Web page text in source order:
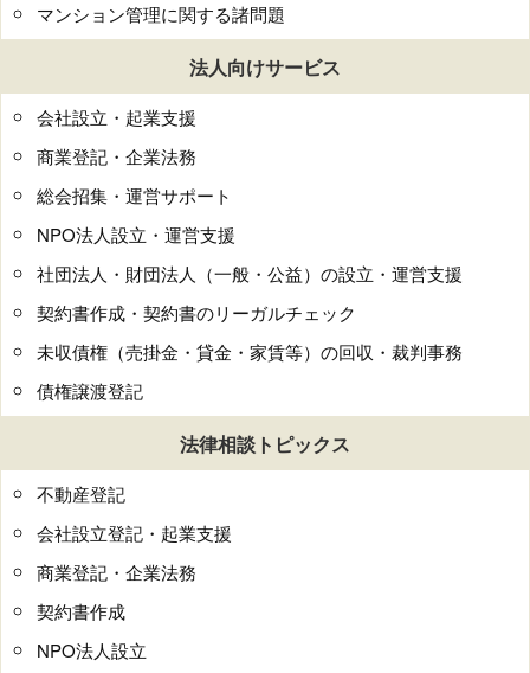
マンション管理に関する諸問題
法人向けサービス
会社設立・起業支援
商業登記・企業法務
総会招集・運営サポート
NPO法人設立・運営支援
社団法人・財団法人（一般・公益）の設立・運営支援
契約書作成・契約書のリーガルチェック
未収債権（売掛金・貸金・家賃等）の回収・裁判事務
債権譲渡登記
法律相談トピックス
不動産登記
会社設立登記・起業支援
商業登記・企業法務
契約書作成
NPO法人設立